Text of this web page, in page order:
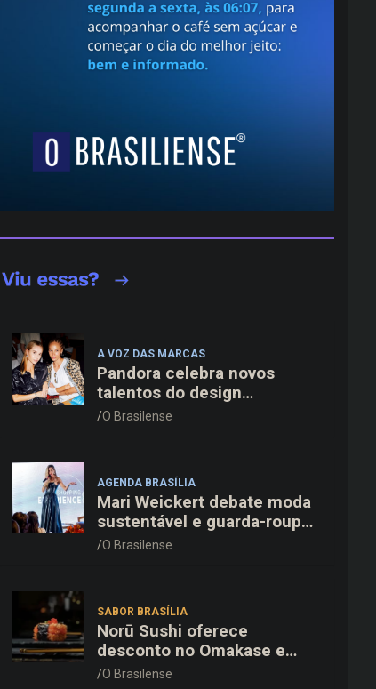
A VOZ DAS MARCAS
Pandora celebra novos
talentos do design
dinamarquês em jantar
O Brasilense
AGENDA BRASÍLIA
Mari Weickert debate moda
sustentável e guarda-roupa
inteligente no ParkShopping
O Brasilense
SABOR BRASÍLIA
Norū Sushi oferece
desconto no Omakase e
cortesia completa para os
O Brasilense